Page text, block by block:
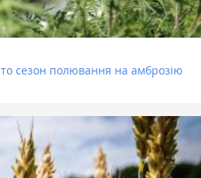
сезон полювання на амброзію